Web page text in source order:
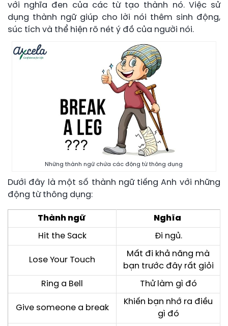
với nghĩa đen của các từ tạo thành nó. Việc sử
dụng thành ngữ giúp cho lời nói thêm sinh động,
súc tích và thể hiện rõ nét ý đồ của người nói.
Những thành ngữ chứa các động từ thông dụng
Dưới đây là một số thành ngữ tiếng Anh với những
động từ thông dụng:
Thành ngữ Nghĩa
Hit the Sack Đi ngủ.
Lose Your Touch
Mất đi khả năng mà
bạn trước đây rất giỏi
Ring a Bell Thử làm gì đó
Give someone a break
Khiến bạn nhớ ra điều
gì đó